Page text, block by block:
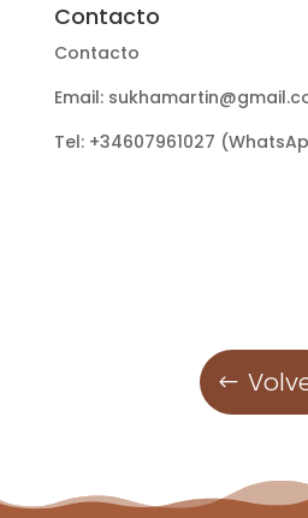
Contacto
Contacto
Email:
Tel: +34607961027